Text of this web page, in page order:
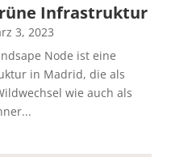
Infrastruktur
3, 2023
Node ist eine
in Madrid, die als
wie auch als